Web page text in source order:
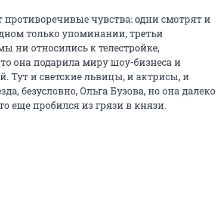
чувства: одни смотрят и
только упоминании, третьи
ни относились к телестройке,
она подарила миру шоу-бизнеса и
Тут и светские львицы, и актрисы, и
безусловно, Ольга Бузова, но она далеко
еще пробился из грязи в князи.